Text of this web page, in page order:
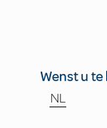
Wenst u
NL